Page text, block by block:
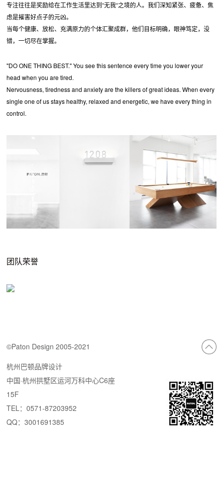
专注往往是奖励给在工作生活里达到“无我“之境的人。我们深知紧张、疲惫、焦
虑是摧害好点子的元凶。
当每个健康、放松、充满原力的个体汇聚成群，他们目标明确，眼神笃定，没
错，一切尽在掌握。
"DO ONE THING BEST." You see this sentence every time you lower your
head when you are tired.
Nervousness, tiredness and anxiety are the killers of great ideas. When every
single one of us stays healthy, relaxed and energetic, we have every thing in
control.
团队荣誉
©Paton Design 2005-2021
杭州巴顿品牌设计
中国·杭州拱墅区运河万科中心C6座
15F
TEL：0571-87203952
QQ：3001691385